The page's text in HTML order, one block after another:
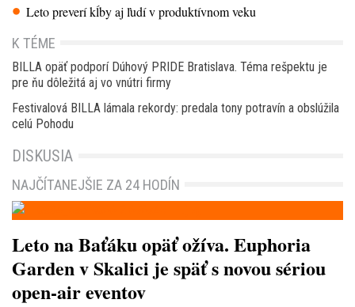
Leto preverí kĺby aj ľudí v produktívnom veku
K TÉME
BILLA opäť podporí Dúhový PRIDE Bratislava. Téma rešpektu je
pre ňu dôležitá aj vo vnútri firmy
Festivalová BILLA lámala rekordy: predala tony potravín a obslúžila
celú Pohodu
DISKUSIA
NAJČÍTANEJŠIE ZA 24 HODÍN
Leto na Baťáku opäť ožíva. Euphoria
Garden v Skalici je späť s novou sériou
open-air eventov